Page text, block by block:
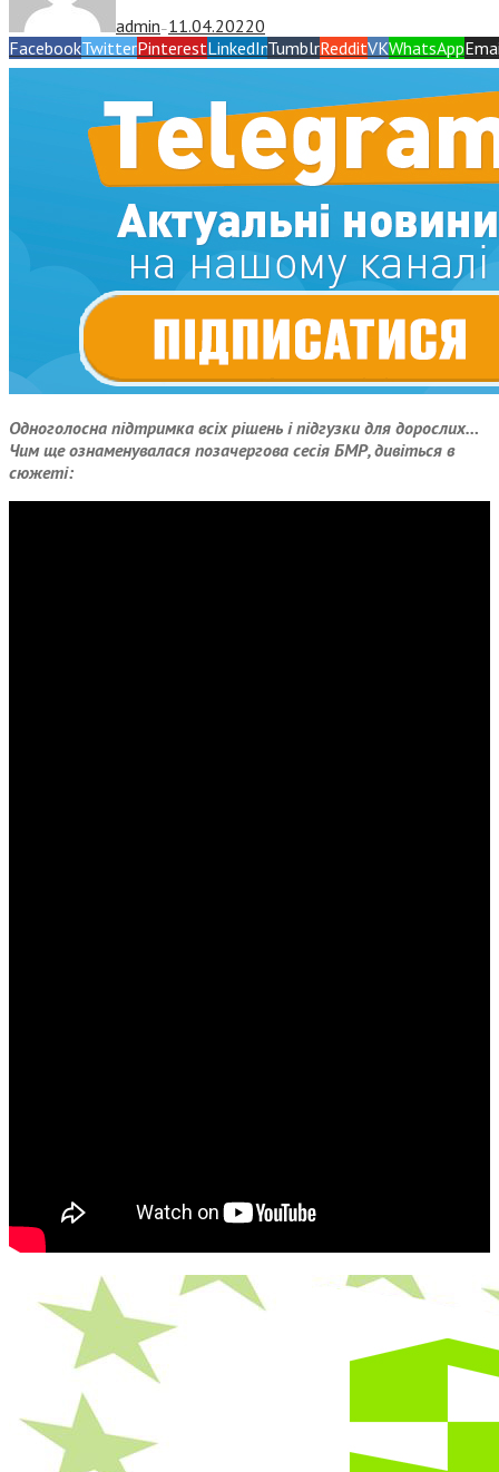
admin — 11.04.20220
FacebookTwitterPinterestLinkedInTumblrRedditVKWhatsApp
Одноголосна підтримка всіх рішень і підгузки для дорослих…
Чим ще ознаменувалася позачергова сесія БМР, дивіться в
сюжеті: